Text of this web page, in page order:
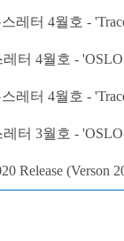
레터 4월호 -
터 4월호 -
레터 4월호 -
터 3월호 -
Release (Verson